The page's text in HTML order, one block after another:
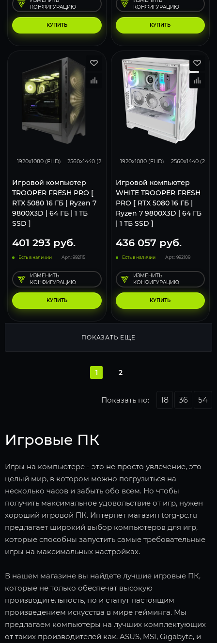
КУПИТЬ
КОНФИГУРАЦИЮ
КУПИТЬ
КОНФИГУРАЦИЮ
1920x1080 (FHD) 2560x1440 (2K) 3840x2160 (4K)
Игровой компьютер
TROOPER FRESH PRO [
RTX 5080 16 ГБ | Ryzen 7
9800X3D | 64 ГБ | 1 ТБ
SSD ]
401 293 руб.
Есть в наличии Арт.: 992115
КУПИТЬ
ИЗМЕНИТЬ
КОНФИГУРАЦИЮ
1920x1080 (FHD) 2560x1440 (2K)
Игровой компьютер
WHITE TROOPER FRESH
PRO [ RTX 5080 16 ГБ |
Ryzen 7 9800X3D | 64 ГБ
| 1 ТБ SSD ]
436 057 руб.
Есть в наличии Арт.: 992109
КУПИТЬ
ИЗМЕНИТЬ
КОНФИГУРАЦИЮ
ПОКАЗАТЬ ЕЩЕ
1 2
Показать по: 18 36 54
Игровые ПК
Игры на компьютере - это не просто увлечение, это
целый мир, в котором можно погрузиться на
несколько часов и забыть обо всем. Но чтобы
получить максимальное удовольствие от игр, нужен
хороший игровой ПК. Интернет магазин torg-pc.ru
предлагает широкий выбор компьютеров для игр,
которые способны запустить самые требовательные
игры на максимальных настройках.
В нашем магазине вы найдете лучшие игровые ПК,
которые не только обеспечат высокую
производительность, но и станут настоящим
произведением искусства в мире гейминга. Мы
предлагаем компьютеры на лучших комплектующих
от таких производителей как, ASUS, MSI, Gigabyte, и